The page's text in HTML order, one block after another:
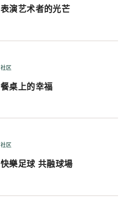
表演艺术者的光芒
社区
餐桌上的幸福
社区
快樂足球 共融球場